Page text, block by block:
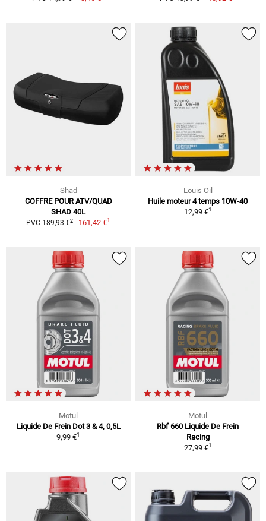
Shad
COFFRE POUR ATV/QUAD
SHAD 40L
PVC 189,93 €2 161,42 €1
Louis Oil
Huile moteur 4 temps 10W-40
12,99 €1
Motul
Liquide De Frein Dot 3 & 4, 0,5L
9,99 €1
Motul
Rbf 660 Liquide De Frein
Racing
27,99 €1